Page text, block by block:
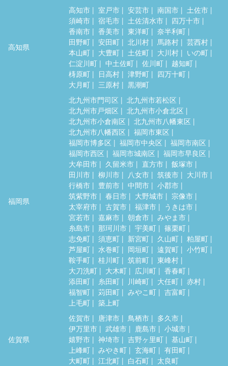
高知県
高知市 室戸市 安芸市 南国市
土佐市
須崎市
宿毛市 土佐清水市
四万十市
香南市
香美市 東洋町
奈半利町
田野町
安田町 北川村 馬路村
芸西村
本山町
大豊町 土佐町 大川村
いの町
仁淀川町
中土佐町 佐川町
越知町
梼原町
日高村 津野町
四万十町
大月町
三原村 黒潮町
福岡県
北九州市門司区
北九州市若松区
北九州市戸畑区
北九州市小倉北区
北九州市小倉南区
北九州市八幡東区
北九州市八幡西区
福岡市東区
福岡市博多区
福岡市中央区
福岡市南区
福岡市西区
福岡市城南区
福岡市早良区
大牟田市
久留米市 直方市
飯塚市
田川市
柳川市 八女市 筑後市
大川市
行橋市
豊前市 中間市
小郡市
筑紫野市
春日市 大野城市
宗像市
太宰府市
古賀市 福津市
うきは市
宮若市
嘉麻市 朝倉市
みやま市
糸島市
那珂川市 宇美町
篠栗町
志免町
須恵町 新宮町 久山町
粕屋町
芦屋町
水巻町 岡垣町 遠賀町
小竹町
鞍手町
桂川町 筑前町
東峰村
大刀洗町
大木町 広川町
香春町
添田町
糸田町 川崎町 大任町
赤村
福智町
苅田町 みやこ町
吉富町
上毛町
築上町
佐賀県
佐賀市 唐津市 鳥栖市
多久市
伊万里市
武雄市 鹿島市
小城市
嬉野市
神埼市 吉野ヶ里町
基山町
上峰町
みやき町 玄海町
有田町
大町町
江北町 白石町 太良町